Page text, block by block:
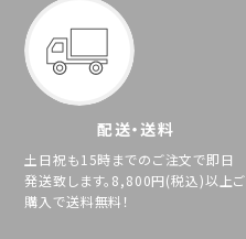
配送・送料
土日祝も15時までのご注文で即日
発送致します。8,800円(税込)以上ご
購入で送料無料！